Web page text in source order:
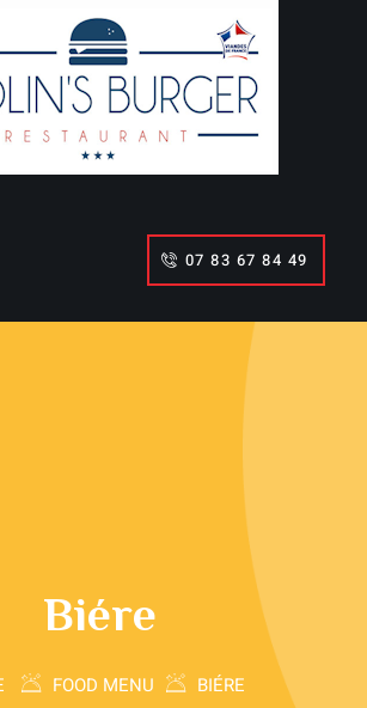
07 83 67 84 49
Biére
FOOD MENU BIÉRE